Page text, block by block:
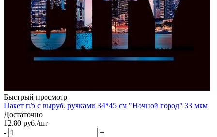
Быстрый просмотр
Пакет п/э с выруб. ручками 34*45 см "Ночной город" 33 мкм
Достаточно
12.80 руб./шт
-
+